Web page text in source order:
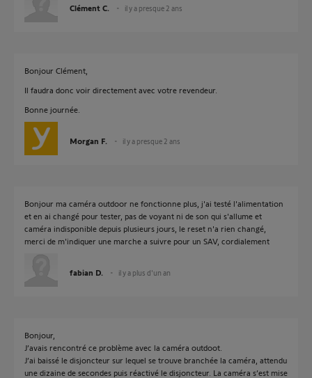
Clément C. il y a presque 2 ans
Bonjour Clément,
Il faudra donc voir directement avec votre revendeur.
Bonne journée.
Morgan F. il y a presque 2 ans
Bonjour ma caméra outdoor ne fonctionne plus, j'ai testé l'alimentation
et en ai changé pour tester, pas de voyant ni de son qui s'allume et
caméra indisponible depuis plusieurs jours, le reset n'a rien changé,
merci de m'indiquer une marche a suivre pour un SAV, cordialement
fabian D. il y a plus d'un an
Bonjour,
J’avais rencontré ce problème avec la caméra outdoot.
J’ai baissé le disjoncteur sur lequel se trouve branchée la caméra, attendu
une dizaine de secondes puis réactivé le disjoncteur. La caméra s’est mise